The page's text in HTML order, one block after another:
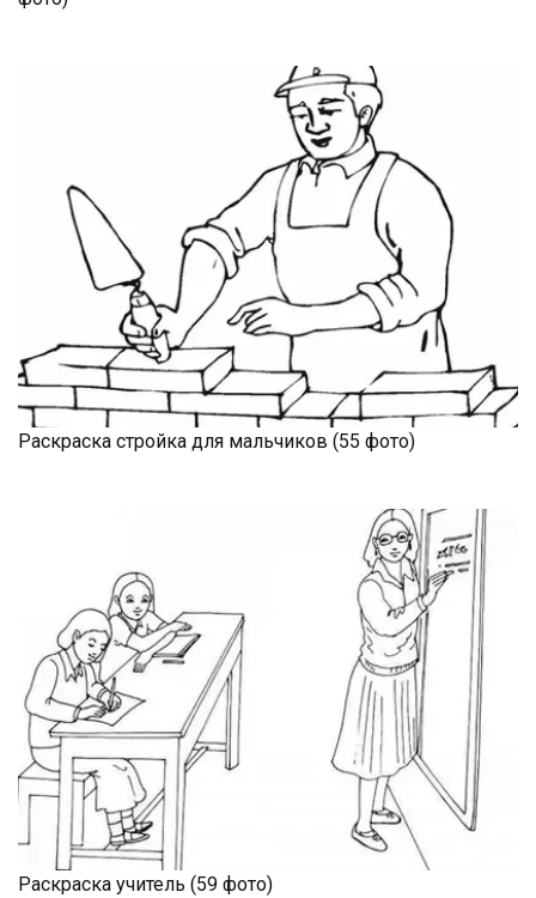
Раскраска стройка для мальчиков (55 фото)
Раскраска учитель (59 фото)